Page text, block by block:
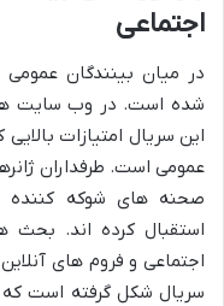
اجتماعی
این سریال امتیازات
عمومی است. طرفداران
صحنه های شوکه
استقبال کرده اند.
اجتماعی و فروم های
سریال شکل گرفته است